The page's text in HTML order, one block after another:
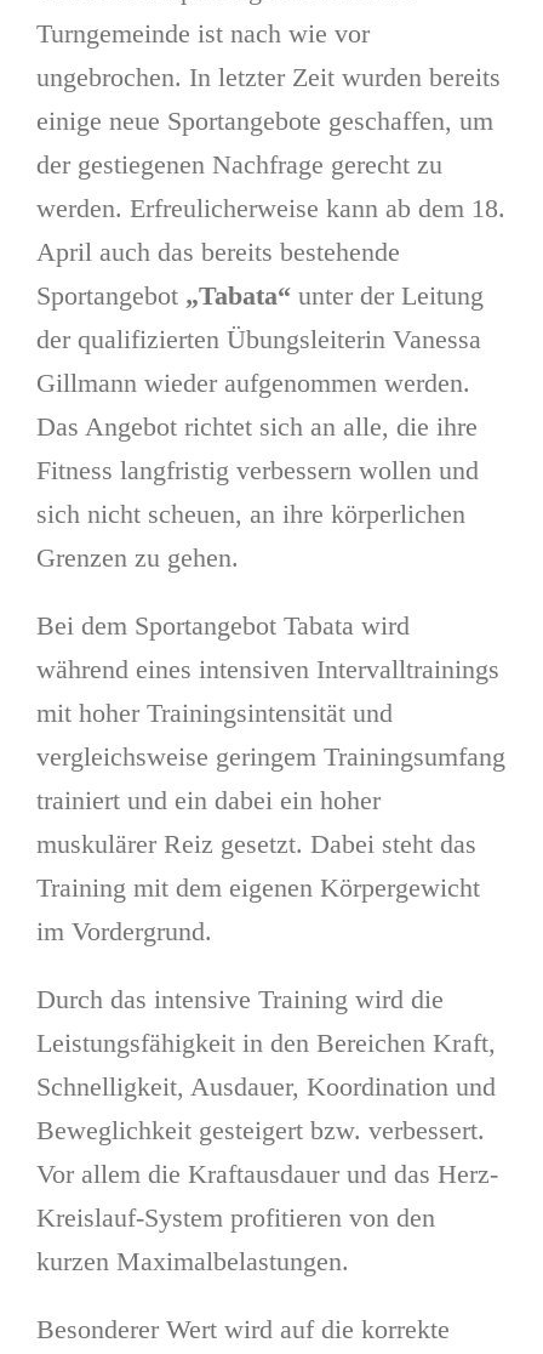
Turngemeinde ist nach wie vor
ungebrochen. In letzter Zeit wurden bereits
einige neue Sportangebote geschaffen, um
der gestiegenen Nachfrage gerecht zu
werden. Erfreulicherweise kann ab dem 18.
April auch das bereits bestehende
Sportangebot „Tabata“unter der Leitung
der qualifizierten Übungsleiterin Vanessa
Gillmann wieder aufgenommen werden.
Das Angebot richtet sich an alle, die ihre
Fitness langfristig verbessern wollen und
sich nicht scheuen, an ihre körperlichen
Grenzen zu gehen.
Bei dem Sportangebot Tabata wird
während eines intensiven Intervalltrainings
mit hoher Trainingsintensität und
vergleichsweise geringem Trainingsumfang
trainiert und ein dabei ein hoher
muskulärer Reiz gesetzt. Dabei steht das
Training mit dem eigenen Körpergewicht
im Vordergrund.
Durch das intensive Training wird die
Leistungsfähigkeit in den Bereichen Kraft,
Schnelligkeit, Ausdauer, Koordination und
Beweglichkeit gesteigert bzw. verbessert.
Vor allem die Kraftausdauer und das Herz-
Kreislauf-System profitieren von den
kurzen Maximalbelastungen.
Besonderer Wert wird auf die korrekte